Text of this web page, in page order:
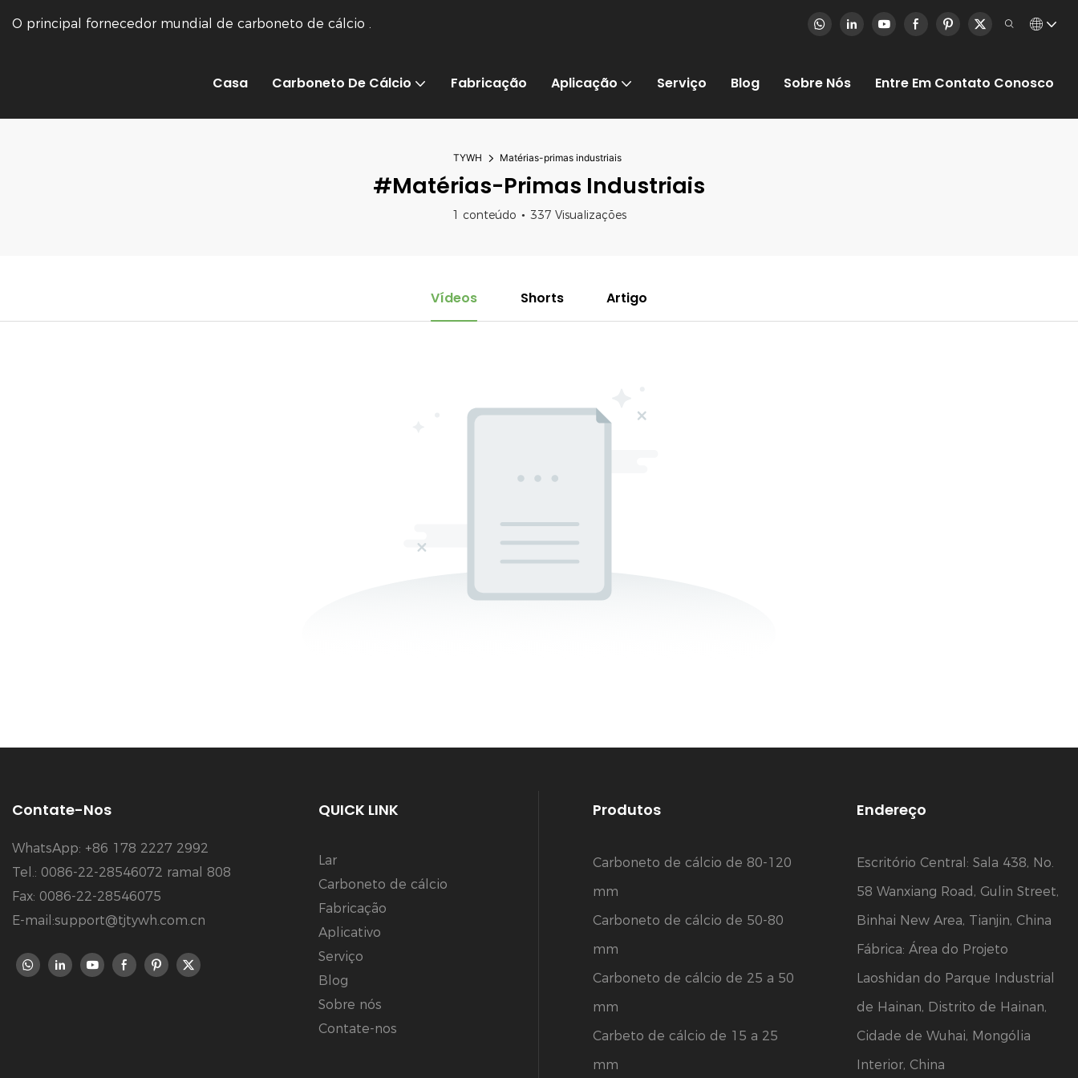
O principal fornecedor mundial de carboneto de cálcio .
Casa Carboneto De Cálcio Fabricação Aplicação Serviço Blog Sobre Nós Entre Em Contato Conosco
TYWH Matérias-primas industriais
#Matérias-Primas Industriais
1 conteúdo 337 Visualizações
Vídeos Shorts Artigo
Contate-Nos
WhatsApp: +86 178 2227 2992
Tel.: 0086-22-28546072 ramal 808
Fax: 0086-22-28546075
E-mail:support@tjtywh.com.cn
QUICK LINK
Lar
Carboneto de cálcio
Fabricação
Aplicativo
Serviço
Blog
Sobre nós
Contate-nos
Produtos
Carboneto de cálcio de 80-120
mm
Carboneto de cálcio de 50-80
mm
Carboneto de cálcio de 25 a 50
mm
Carbeto de cálcio de 15 a 25
mm
Endereço
Escritório Central: Sala 438, No.
58 Wanxiang Road, Gulin Street,
Binhai New Area, Tianjin, China
Fábrica: Área do Projeto
Laoshidan do Parque Industrial
de Hainan, Distrito de Hainan,
Cidade de Wuhai, Mongólia
Interior, China